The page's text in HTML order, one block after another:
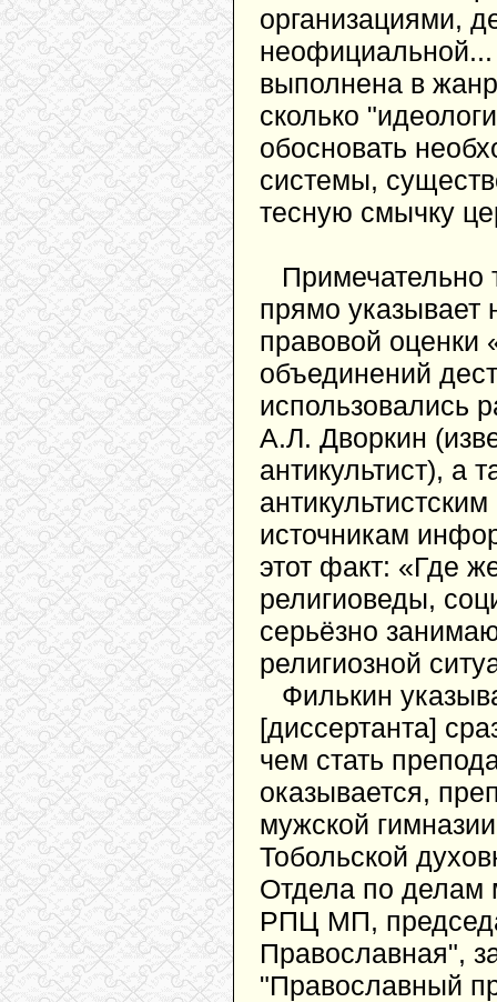
организациями,
неофициальной...
выполнена в
сколько
обосновать
системы,
тесную смычку
Примечательно
прямо указывает
правовой оценки
объединений
использовались
А.Л. Дворкин
антикультист), а
источникам
этот факт: «Где
религиоведы,
серьёзно
религиозной
Филькин
[диссертанта]
чем стать
оказывается,
мужской
Тобольской
Отдела по делам
РПЦ МП,
Православная",
"Православный